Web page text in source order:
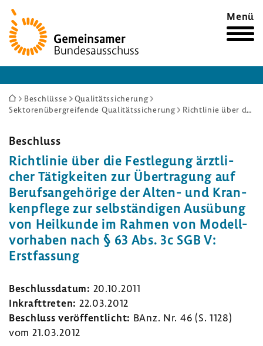
Zur
Startseite
Menü
Sie
sind
Beschlüsse
Qualitätssicherung
Sektorenübergreifende Qualitätssicherung
Richtlinie über die Festlegung ärztlicher Tätigkeiten zur Übertragung auf Berufsangehörige der Alten- und Krankenpflege zur selbständigen Ausübung von Heilkunde im Rahmen von Modellvorhaben nach § 63 Abs. 3c SGB V: Erstfassung
Beschluss
Richt­linie über die Fest­le­gung ärzt­li­
cher Tätig­keiten zur Über­tra­gung auf
Berufs­an­ge­hö­rige der Alten- und Kran­
ken­pflege zur selb­stän­digen Ausübung
von Heil­kunde im Rahmen von Modell­
vor­haben nach § 63 Abs. 3c SGB V:
Erst­fas­sung
Beschluss­datum: 20.10.2011
Inkraft­treten: 22.03.2012
Beschluss veröf­fent­licht: BAnz. Nr. 46 (S. 1128)
vom 21.03.2012